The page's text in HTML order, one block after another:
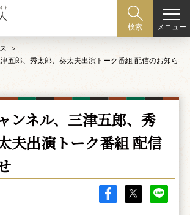
検索 メニュー
五郎、秀太郎、葵太夫出演トーク番組 配信のお知ら
ンネル、三津五郎、秀
夫出演トーク番組 配信